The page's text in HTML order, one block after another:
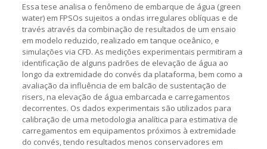
Essa tese analisa o fenômeno de embarque de água (green
water) em FPSOs sujeitos a ondas irregulares oblíquas e de
través através da combinação de resultados de um ensaio
em modelo reduzido, realizado em tanque oceânico, e
simulações via CFD. As medições experimentais permitiram a
identificação de alguns padrões de elevação de água ao
longo da extremidade do convés da plataforma, bem como a
avaliação da influência de em balcão de sustentação de
risers, na elevação de água embarcada e carregamentos
decorrentes. Os dados experimentais são utilizados para
calibração de uma metodologia analítica para estimativa de
carregamentos em equipamentos próximos à extremidade
do convés, tendo resultados menos conservadores em